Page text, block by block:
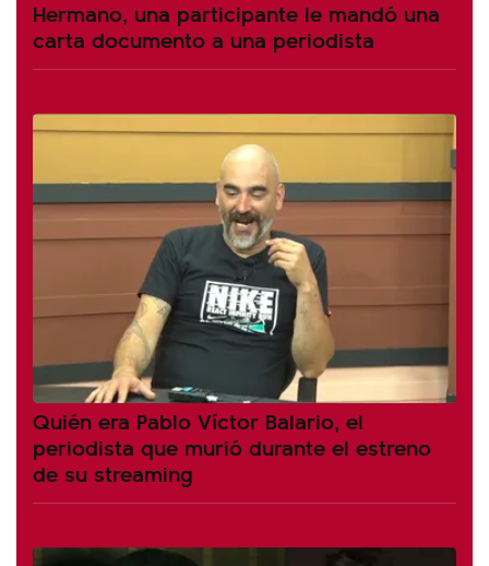
Hermano, una participante le mandó una
carta documento a una periodista
Quién era Pablo Víctor Balario, el
periodista que murió durante el estreno
de su streaming